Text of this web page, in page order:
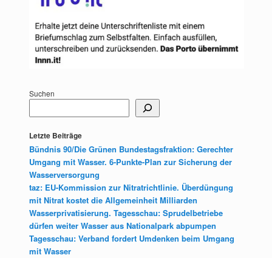
Suchen
Letzte Beiträge
Bündnis 90/Die Grünen Bundestagsfraktion: Gerechter
Umgang mit Wasser. 6-Punkte-Plan zur Sicherung der
Wasserversorgung
taz: EU-Kommission zur Nitratrichtlinie. Überdüngung
mit Nitrat kostet die Allgemeinheit Milliarden
Wasserprivatisierung. Tagesschau: Sprudelbetriebe
dürfen weiter Wasser aus Nationalpark abpumpen
Tagesschau: Verband fordert Umdenken beim Umgang
mit Wasser